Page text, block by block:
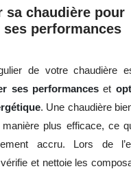
sa chaudière pour
performances
de votre chaudière
ses performanceset
. Une chaudière
manière plus efficace, ce
accru. Lors de
et nettoie les